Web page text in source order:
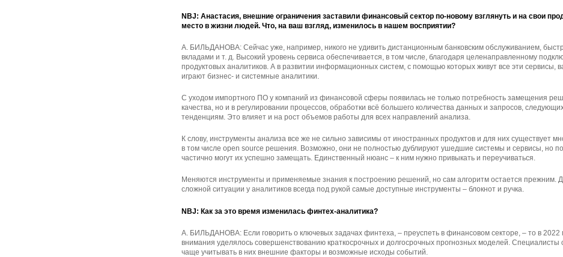
NBJ: Анастасия, внешние ограничения заставили финансовый сектор по-новому взглянуть и на свои
место в жизни людей. Что, на ваш взгляд, изменилось в нашем восприятии?
А. БИЛЬДАНОВА: Сейчас уже, например, никого не удивить дистанционным банковским обслуживанием,
вкладами и т. д. Высокий уровень сервиса обеспечивается, в том числе, благодаря целенаправленному
продуктовых аналитиков. А в развитии информационных систем, с помощью которых живут все эти сервисы,
играют бизнес- и системные аналитики.
С уходом импортного ПО у компаний из финансовой сферы появилась не только потребность замещения
качества, но и в регулировании процессов, обработки всё большего количества данных и запросов,
тенденциям. Это влияет и на рост объемов работы для всех направлений анализа.
К слову, инструменты анализа все же не сильно зависимы от иностранных продуктов и для них существует
в том числе open source решения. Возможно, они не полностью дублируют ушедшие системы и сервисы, но
частично могут их успешно замещать. Единственный нюанс – к ним нужно привыкать и переучиваться.
Меняются инструменты и применяемые знания к построению решений, но сам алгоритм остается прежним.
сложной ситуации у аналитиков всегда под рукой самые доступные инструменты – блокнот и ручка.
NBJ: Как за это время изменилась финтех-аналитика?
А. БИЛЬДАНОВА: Если говорить о ключевых задачах финтеха, – преуспеть в финансовом секторе, – то в 2022
внимания уделялось совершенствованию краткосрочных и долгосрочных прогнозных моделей. Специалисты
чаще учитывать в них внешние факторы и возможные исходы событий.